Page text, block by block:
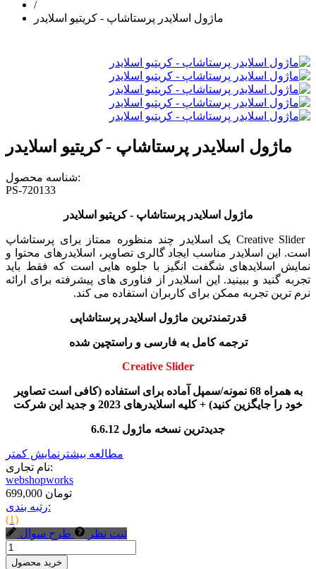
/
ماژول اسلایدر پرستاشاپ - کریتیو اسلایدر
ماژول اسلایدر پرستاشاپ - کریتیو اسلایدر
شناسه محصول:
PS-720133
ماژول اسلایدر پرستاشاپ - کریتیو اسلایدر
Creative Slider یک اسلایدر چند منظوره ممتاز برای پرستاشاپ
است. این اسلایدر مناسب ایجاد گالری تصاویر، اسلایدرهای محتوا و
نمایش اسلایدهای شگفت انگیز با جلوه هایی است که فقط باید
تجربه گنید و ببینید. این اسلایدر از فناوری های پیشرفته برای ارائه
نرم ترین تجربه ممکن برای کاربران استفاده می کند.
قدرتمندترین ماژول اسلایدر پرستاشاپی
ترجمه کامل به فارسی و راستچین شده
Creative Slider
به همراه 68 نمونه/سمپل آماده برای استفاده (کافی است تصاویر
خود را جایگزین کنید) + کلیه اسلایدرهای 2023 و جدید این شرکت
جدیدترین نسخه ماژول 6.6.12
مطالعه بیشتر نمایش کمتر
نام تجاری:
webshopworks
699,000 تومان
رتبه بندی:
(1)
ثبت نظر
طرح سوال
خرید محصول